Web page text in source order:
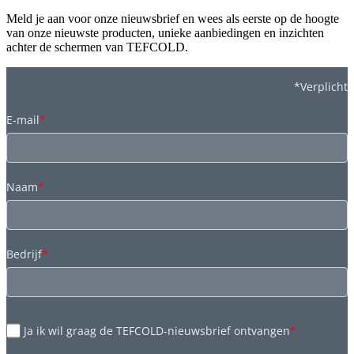
Meld je aan voor onze nieuwsbrief en wees als eerste op de hoogte
van onze nieuwste producten, unieke aanbiedingen en inzichten
achter de schermen van TEFCOLD.
*Verplicht
E-mail*
Naam*
Bedrijf*
Ja ik wil graag de TEFCOLD-nieuwsbrief ontvangen*